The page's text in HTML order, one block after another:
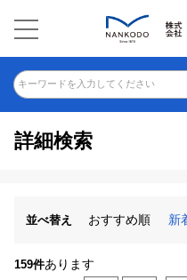
キーワードを入力してください
詳細検索
並べ替え おすすめ順 新
159件あります